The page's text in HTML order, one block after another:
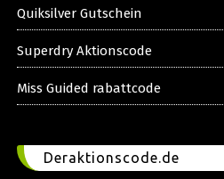
Quiksilver Gutschein
Superdry Aktionscode
Miss Guided rabattcode
Deraktionscode.de